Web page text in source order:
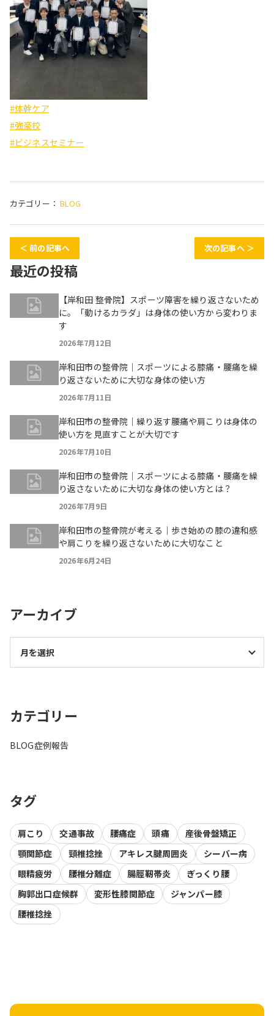
#体幹ケア
#強豪校
#ビジネスセミナー
カテゴリー： BLOG
＜ 前の記事へ 次の記事へ ＞
最近の投稿
【岸和田 整骨院】スポーツ障害を繰り返さないため
に。「動けるカラダ」は身体の使い方から変わりま
す
2026年7月12日
岸和田市の整骨院｜スポーツによる膝痛・腰痛を繰
り返さないために大切な身体の使い方
2026年7月11日
岸和田市の整骨院｜繰り返す腰痛や肩こりは身体の
使い方を見直すことが大切です
2026年7月10日
岸和田市の整骨院｜スポーツによる膝痛・腰痛を繰
り返さないために大切な身体の使い方とは？
2026年7月9日
岸和田市の整骨院が考える｜歩き始めの膝の違和感
や肩こりを繰り返さないために大切なこと
2026年6月24日
アーカイブ
カテゴリー
BLOG症例報告
タグ
肩こり 交通事故 腰痛症 頭痛
産後骨盤矯正
顎関節症
頸椎捻挫 アキレス腱周囲炎
シーバー病
眼精疲労
腰椎分離症 腸脛靭帯炎
ぎっくり腰
胸郭出口症候群
変形性膝関節症
ジャンパー膝
腰椎捻挫